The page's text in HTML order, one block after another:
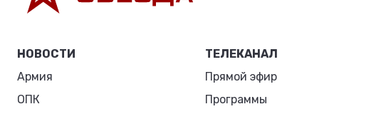
НОВОСТИ
Армия
ОПК
ТЕЛЕКАНАЛ
Прямой эфир
Программы